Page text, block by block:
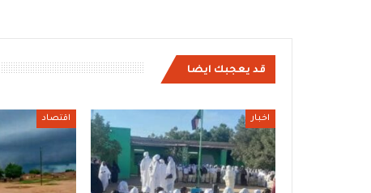
قد يعجبك ايضا
اخبار اقتصاد